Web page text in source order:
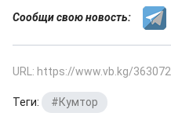
Сообщи свою новость:
URL: https://www.vb.kg/363072
Теги: #Кумтор